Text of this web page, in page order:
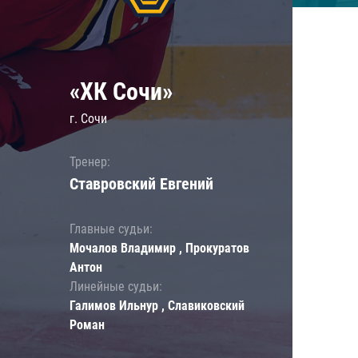
«ХК Сочи»
г. Сочи
Тренер:
Ставровский Евгений
Главные судьи:
Мочалов Владимир , Прокуратов
Антон
Линейные судьи:
Галимов Ильнур , Славиковский
Роман